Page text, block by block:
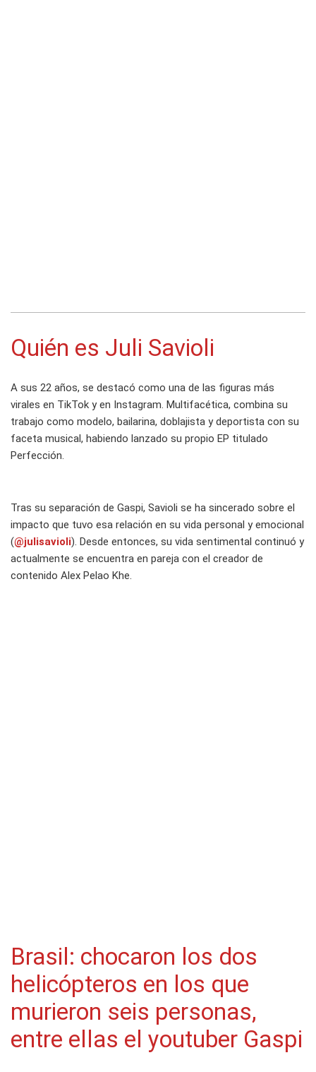
Quién es Juli Savioli
A sus 22 años, se destacó como una de las figuras más
virales en TikTok y en Instagram. Multifacética, combina su
trabajo como modelo, bailarina, doblajista y deportista con su
faceta musical, habiendo lanzado su propio EP titulado
Perfección.
Tras su separación de Gaspi, Savioli se ha sincerado sobre el
impacto que tuvo esa relación en su vida personal y emocional
(@julisavioli). Desde entonces, su vida sentimental continuó y
actualmente se encuentra en pareja con el creador de
contenido Alex Pelao Khe.
Brasil: chocaron los dos
helicópteros en los que
murieron seis personas,
entre ellas el youtuber Gaspi